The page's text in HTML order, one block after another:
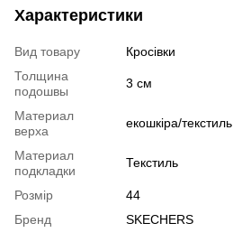
Характеристики
Вид товару
Кросівки
Толщина
подошвы
3 см
Материал
верха
екошкіра/текстиль
Материал
подкладки
Текстиль
Розмір
44
Бренд
SKECHERS